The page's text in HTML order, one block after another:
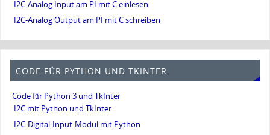
I2C-Analog Input am PI mit C einlesen
I2C-Analog Output am PI mit C schreiben
CODE FÜR PYTHON UND TKINTER
Code für Python 3 und TkInter
I2C mit Python und TkInter
I2C-Digital-Input-Modul mit Python